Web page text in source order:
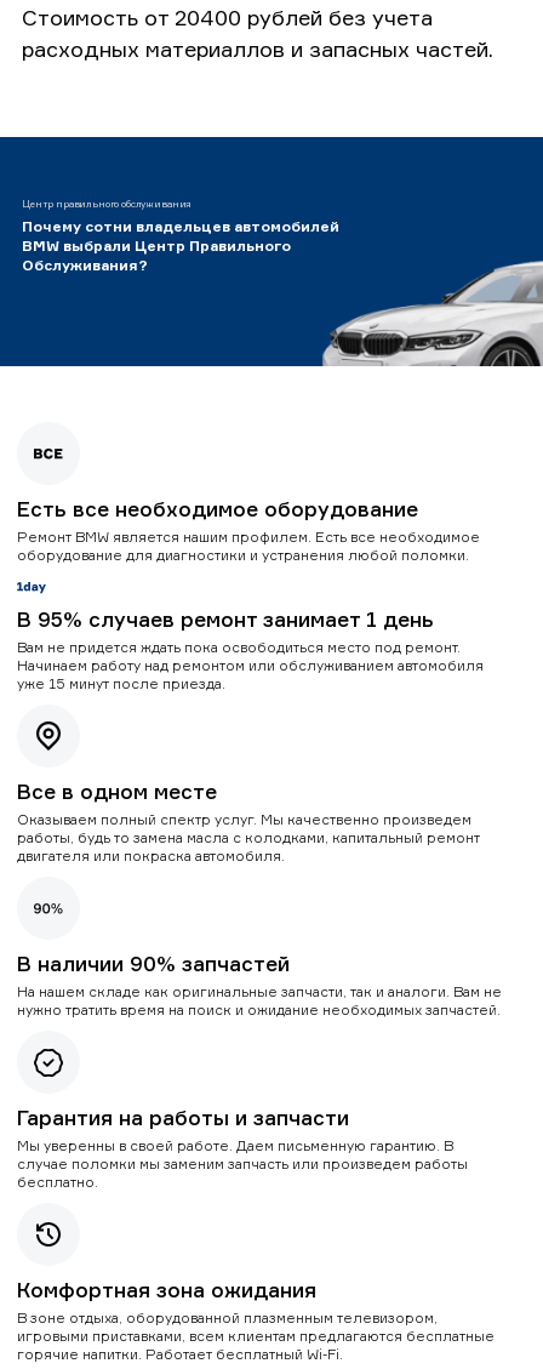
Стоимость от 20400 рублей без учета
расходных материаллов и запасных частей.
Центр правильного обслуживания
Почему сотни владельцев автомобилей
BMW выбрали Центр Правильного
Обслуживания?
Есть все необходимое оборудование
Ремонт BMW является нашим профилем. Есть все необходимое
оборудование для диагностики и устранения любой поломки.
В 95% случаев ремонт занимает 1 день
Вам не придется ждать пока освободиться место под ремонт.
Начинаем работу над ремонтом или обслуживанием автомобиля
уже 15 минут после приезда.
Все в одном месте
Оказываем полный спектр услуг. Мы качественно произведем
работы, будь то замена масла с колодками, капитальный ремонт
двигателя или покраска автомобиля.
В наличии 90% запчастей
На нашем складе как оригинальные запчасти, так и аналоги. Вам не
нужно тратить время на поиск и ожидание необходимых запчастей.
Гарантия на работы и запчасти
Мы уверенны в своей работе. Даем письменную гарантию. В
случае поломки мы заменим запчасть или произведем работы
бесплатно.
Комфортная зона ожидания
В зоне отдыха, оборудованной плазменным телевизором,
игровыми приставками, всем клиентам предлагаются бесплатные
горячие напитки. Работает бесплатный Wi-Fi.